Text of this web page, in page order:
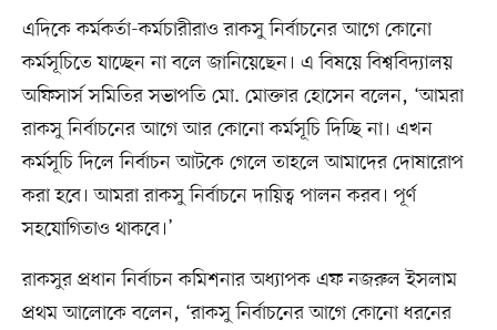
এদিকে কর্মকর্তা-কর্মচারীরাও রাকসু নির্বাচনের আগে কোনো
কর্মসূচিতে যাচ্ছেন না বলে জানিয়েছেন। এ বিষয়ে বিশ্ববিদ্যালয়
অফিসার্স সমিতির সভাপতি মো. মোক্তার হোসেন বলেন, ‘আমরা
রাকসু নির্বাচনের আগে আর কোনো কর্মসূচি দিচ্ছি না। এখন
কর্মসূচি দিলে নির্বাচন আটকে গেলে তাহলে আমাদের দোষারোপ
করা হবে। আমরা রাকসু নির্বাচনে দায়িত্ব পালন করব। পূর্ণ
সহযোগিতাও থাকবে।’
রাকসুর প্রধান নির্বাচন কমিশনার অধ্যাপক এফ নজরুল ইসলাম
প্রথম আলোকে বলেন, ‘রাকসু নির্বাচনের আগে কোনো ধরনের